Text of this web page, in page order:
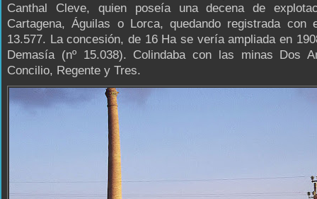
Canthal Cleve, quien poseía una decena de
Cartagena, Águilas o Lorca, quedando registrada con
13.577. La concesión, de 16 Ha se vería ampliada en
Demasía (nº 15.038). Colindaba con las minas Dos
Concilio, Regente y Tres.